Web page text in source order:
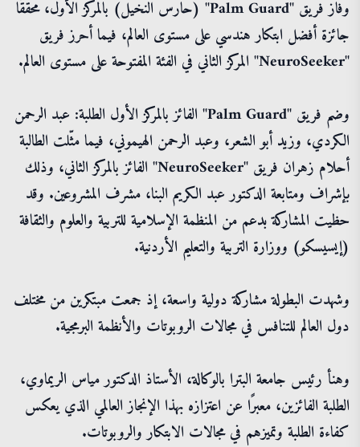
وفاز فريق "Palm Guard" (حارس النخيل) بالمركز الأول، محققًا
جائزة أفضل ابتكار هندسي على مستوى العالم، فيما أحرز فريق
"NeuroSeeker" المركز الثاني في الفئة المفتوحة على مستوى العالم.
وضم فريق "Palm Guard" الفائز بالمركز الأول الطلبة: عبد الرحمن
الكردي، وزيد أبو الشعر، وعبد الرحمن الهيموني، فيما مثّلت الطالبة
أحلام زهران فريق "NeuroSeeker" الفائز بالمركز الثاني، وذلك
بإشراف ومتابعة الدكتور عبد الكريم البنا، مشرف المشروعين. وقد
حظيت المشاركة بدعم من المنظمة الإسلامية للتربية والعلوم والثقافة
(إيسيسكو) ووزارة التربية والتعليم الأردنية.
وشهدت البطولة مشاركة دولية واسعة، إذ جمعت مبتكرين من مختلف
دول العالم للتنافس في مجالات الروبوتات والأنظمة البرمجية.
وهنأ رئيس جامعة البترا بالوكالة، الأستاذ الدكتور مياس الريماوي،
الطلبة الفائزين، معبرًا عن اعتزازه بهذا الإنجاز العالمي الذي يعكس
كفاءة الطلبة وتميزهم في مجالات الابتكار والروبوتات.